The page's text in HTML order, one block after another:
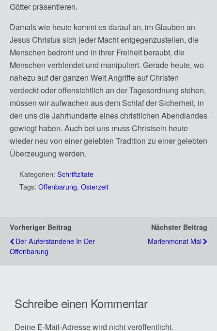
Götter präsentieren.
Damals wie heute kommt es darauf an, im Glauben an
Jesus Christus sich jeder Macht entgegenzustellen, die
Menschen bedroht und in ihrer Freiheit beraubt, die
Menschen verblendet und manipuliert. Gerade heute, wo
nahezu auf der ganzen Welt Angriffe auf Christen
verdeckt oder offensichtlich an der Tagesordnung stehen,
müssen wir aufwachen aus dem Schlaf der Sicherheit, in
den uns die Jahrhunderte eines christlichen Abendlandes
gewiegt haben. Auch bei uns muss Christsein heute
wieder neu von einer gelebten Tradition zu einer gelebten
Überzeugung werden.
Kategorien: Schriftzitate
Tags: Offenbarung, Osterzeit
Vorheriger Beitrag
Der Auferstandene In Der
Offenbarung
Nächster Beitrag
Marienmonat Mai
Schreibe einen Kommentar
Deine E-Mail-Adresse wird nicht veröffentlicht.